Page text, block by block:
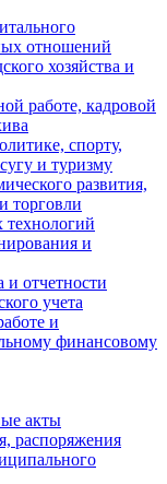
отношений
хозяйства и
работе, кадровой
спорту,
и туризму
развития,
торговли
и
и отчетности
учета
и
финансовому
акты
распоряжения